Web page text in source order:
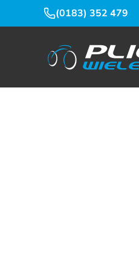
(0183) 352 479